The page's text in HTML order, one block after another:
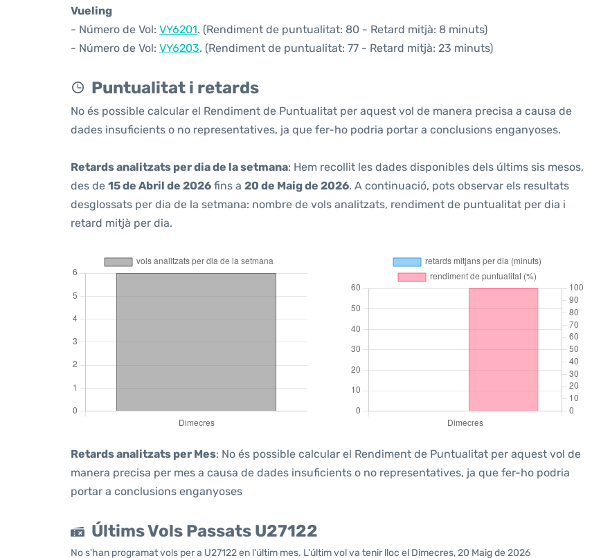
Vueling
- Número de Vol: VY6201. (Rendiment de puntualitat: 80 - Retard mitjà: 8 minuts)
- Número de Vol: VY6203. (Rendiment de puntualitat: 77 - Retard mitjà: 23 minuts)
Puntualitat i retards
No és possible calcular el Rendiment de Puntualitat per aquest vol de manera precisa a causa de
dades insuficients o no representatives, ja que fer-ho podria portar a conclusions enganyoses.
Retards analitzats per dia de la setmana: Hem recollit les dades disponibles dels últims sis mesos,
des de 15 de Abril de 2026 fins a 20 de Maig de 2026. A continuació, pots observar els resultats
desglossats per dia de la setmana: nombre de vols analitzats, rendiment de puntualitat per dia i
retard mitjà per dia.
Retards analitzats per Mes: No és possible calcular el Rendiment de Puntualitat per aquest vol de
manera precisa per mes a causa de dades insuficients o no representatives, ja que fer-ho podria
portar a conclusions enganyoses
Últims Vols Passats U27122
No s'han programat vols per a U27122 en l'últim mes. L'últim vol va tenir lloc el Dimecres, 20 Maig de 2026